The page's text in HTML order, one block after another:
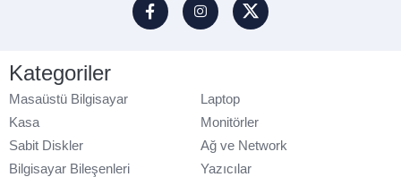
Kategoriler
Masaüstü Bilgisayar
Laptop
Kasa
Monitörler
Sabit Diskler
Ağ ve Network
Bilgisayar Bileşenleri
Yazıcılar